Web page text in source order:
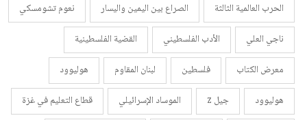
الحرب العالمية الثالثة
الصراع بين اليمين واليسار
نعوم تشومسكي
ناجي العلي
الأدب الفلسطيني
القضية الفلسطينية
معرض الكتاب
فلسطين لبنان المقاوم
هوليوود
هوليوود
جيل z الموساد الإسرائيلي
قطاع التعليم في غزة